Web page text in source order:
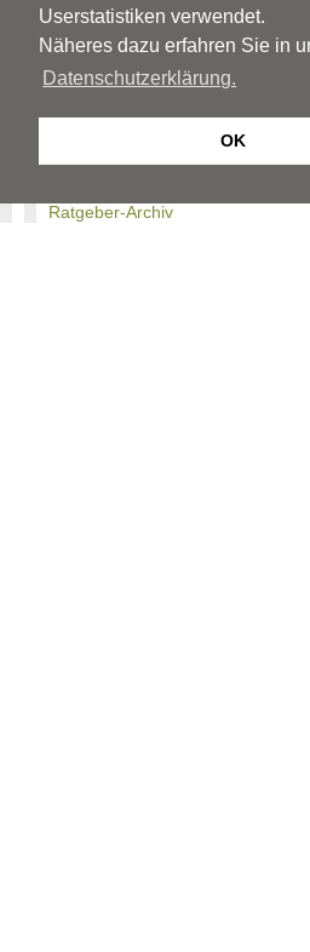
Userstatistiken verwendet.
Näheres dazu erfahren Sie in
Datenschutzerklärung.
OK
Selbstverletzendes Verhalten
Suizidabsichten &
News-Archiv
Ratgeber-Archiv